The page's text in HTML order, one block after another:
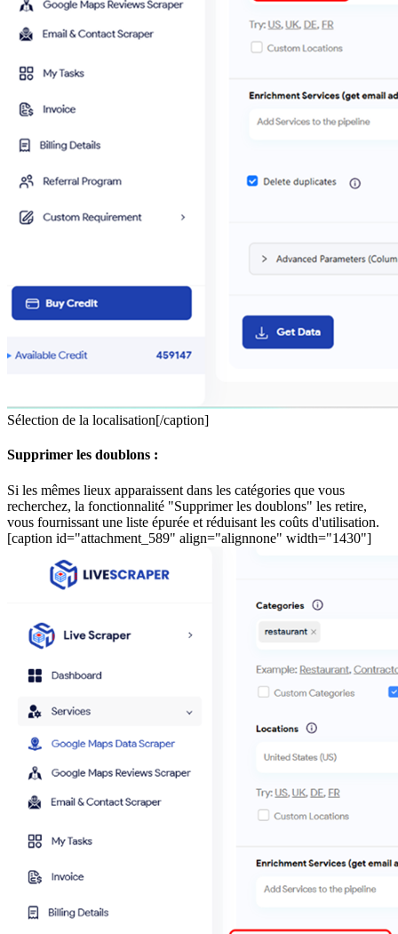
Sélection de la localisation[/caption]
Supprimer les doublons :
Si les mêmes lieux apparaissent dans les catégories que vous
recherchez, la fonctionnalité "Supprimer les doublons" les retire,
vous fournissant une liste épurée et réduisant les coûts d'utilisation.
[caption id="attachment_589" align="alignnone" width="1430"]